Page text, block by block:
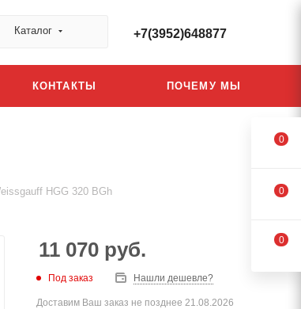
Каталог +7(3952)648877
КОНТАКТЫ ПОЧЕМУ МЫ
HGG 320 BGh
11 070 руб.
Под заказ Нашли дешевле?
Доставим Ваш заказ не позднее 21.08.2026
0
0
0